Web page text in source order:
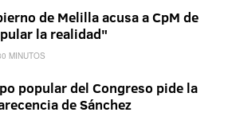
de Melilla acusa a CpM de
la realidad"
MINUTOS
popular del Congreso pide la
de Sánchez